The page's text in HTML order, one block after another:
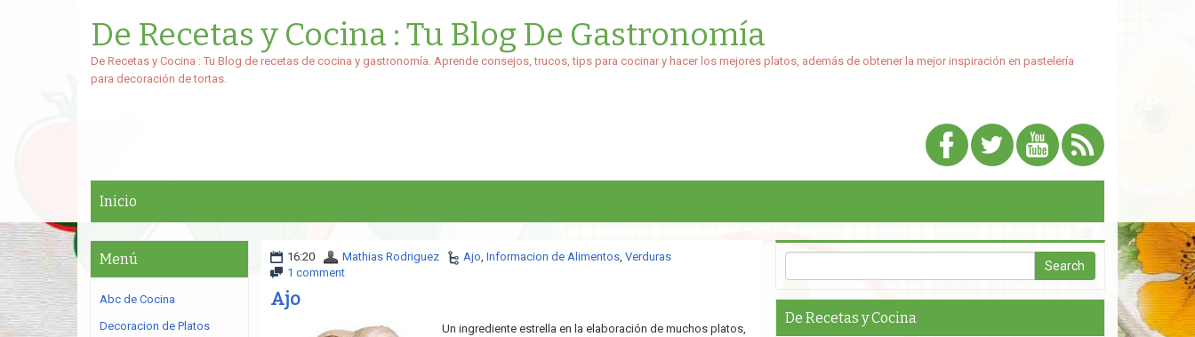
De Recetas y Cocina : Tu Blog De Gastronomía
De Recetas y Cocina : Tu Blog de recetas de cocina y gastronomía. Aprende consejos, trucos, tips para cocinar y hacer los mejores platos, además de obtener la mejor inspiración en pastelería
para decoración de tortas.
Inicio
16:20 Mathias Rodriguez Ajo, Informacion de Alimentos, Verduras
1 comment
Ajo
Un ingrediente estrella en la elaboración de muchos platos,
Menú
Abc de Cocina
Decoracion de Platos
De Recetas y Cocina